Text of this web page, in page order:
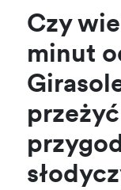
Czy
minut